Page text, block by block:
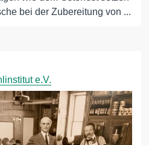
bei der Zubereitung von ...
e.V.